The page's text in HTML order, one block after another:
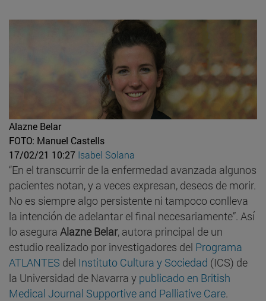
Alazne Belar
FOTO: Manuel Castells
17/02/21 10:27 Isabel Solana
“En el transcurrir de la enfermedad avanzada algunos
pacientes notan, y a veces expresan, deseos de morir.
No es siempre algo persistente ni tampoco conlleva
la intención de adelantar el final necesariamente”. Así
lo asegura Alazne Belar, autora principal de un
estudio realizado por investigadores del Programa
ATLANTES del Instituto Cultura y Sociedad (ICS) de
la Universidad de Navarra y publicado en British
Medical Journal Supportive and Palliative Care.